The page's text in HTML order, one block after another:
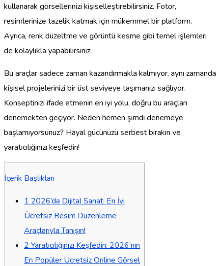
kullanarak görsellerinizi kişiselleştirebilirsiniz. Fotor,
resimlerinize tazelik katmak için mükemmel bir platform.
Ayrıca, renk düzeltme ve görüntü kesme gibi temel işlemleri
de kolaylıkla yapabilirsiniz.
Bu araçlar sadece zaman kazandırmakla kalmıyor, aynı zamanda
kişisel projelerinizi bir üst seviyeye taşımanızı sağlıyor.
Konseptinizi ifade etmenin en iyi yolu, doğru bu araçları
denemekten geçiyor. Neden hemen şimdi denemeye
başlamıyorsunuz? Hayal gücünüzü serbest bırakın ve
yaratıcılığınızı keşfedin!
İçerik Başlıkları
1 2026’da Dijital Sanat: En İyi
Ücretsiz Resim Düzenleme
Araçlarıyla Tanışın!
2 Yaratıcılığınızı Keşfedin: 2026’nın
En Popüler Ücretsiz Online Görsel